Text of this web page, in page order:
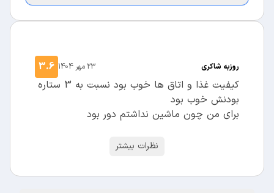
روزبه شاکری 23 مهر 1404
3.6
کیفیت غذا و اتاق ها خوب بود نسبت به 3 ستاره
بودنش خوب بود
برای من چون ماشین نداشتم دور بود
نظرات بیشتر